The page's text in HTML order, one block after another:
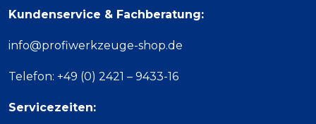
Kundenservice & Fachberatung:
info@profiwerkzeuge-shop.de
Telefon: +49 (0) 2421 – 9433-16
Servicezeiten: